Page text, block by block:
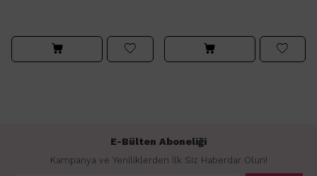
E-Bülten Aboneliği
Kampanya ve Yeniliklerden İlk Siz Haberdar Olun!